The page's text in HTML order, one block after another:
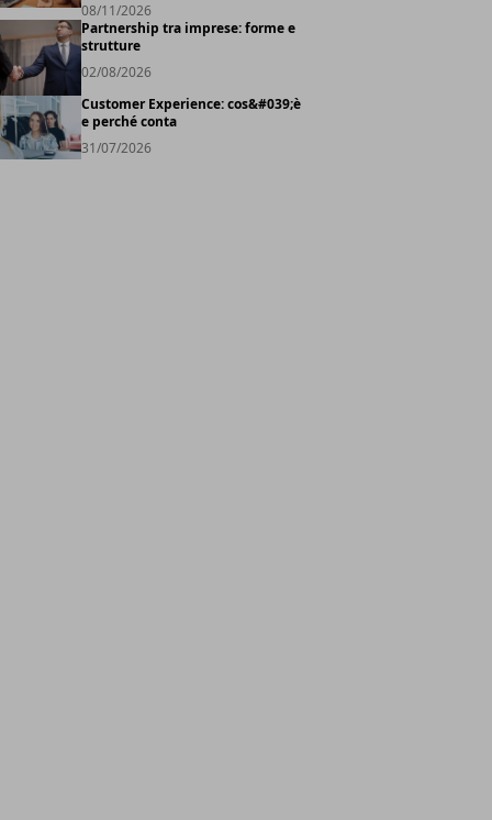
08/11/2026
Partnership tra imprese: forme e
strutture
02/08/2026
Customer Experience: cos&#039;è
e perché conta
31/07/2026